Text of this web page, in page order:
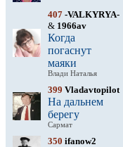
407 -VALKYRYA-
& 1966av
Когда
погаснут
маяки
Влади Наталья
399 Vladavtopilot
На дальнем
берегу
Сармат
350 ifanow2